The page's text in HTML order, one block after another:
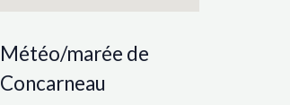
Météo/marée de
Concarneau